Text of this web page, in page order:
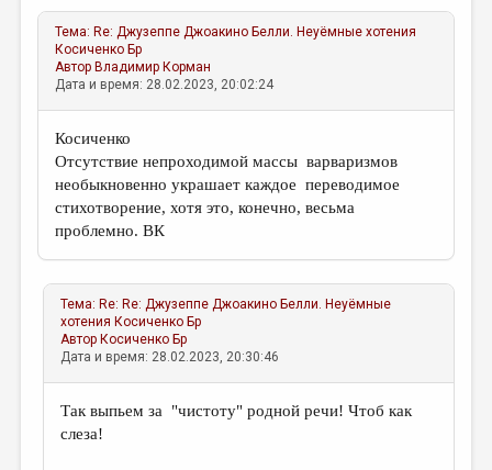
Тема: Re: Джузеппе Джоакино Белли. Неуёмные хотения
Косиченко Бр
Автор Владимир Корман
Дата и время: 28.02.2023, 20:02:24
Косиченко
Отсутствие непроходимой массы варваризмов
необыкновенно украшает каждое переводимое
стихотворение, хотя это, конечно, весьма
проблемно. ВК
Тема: Re: Re: Джузеппе Джоакино Белли. Неуёмные
хотения Косиченко Бр
Автор Косиченко Бр
Дата и время: 28.02.2023, 20:30:46
Так выпьем за "чистоту" родной речи! Чтоб как
слеза!